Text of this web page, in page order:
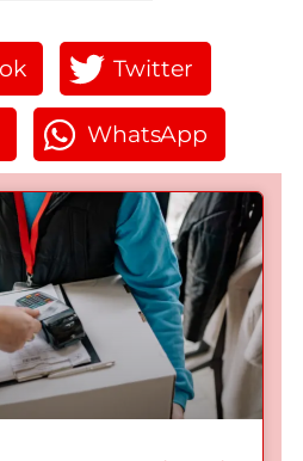
Twitter
WhatsApp